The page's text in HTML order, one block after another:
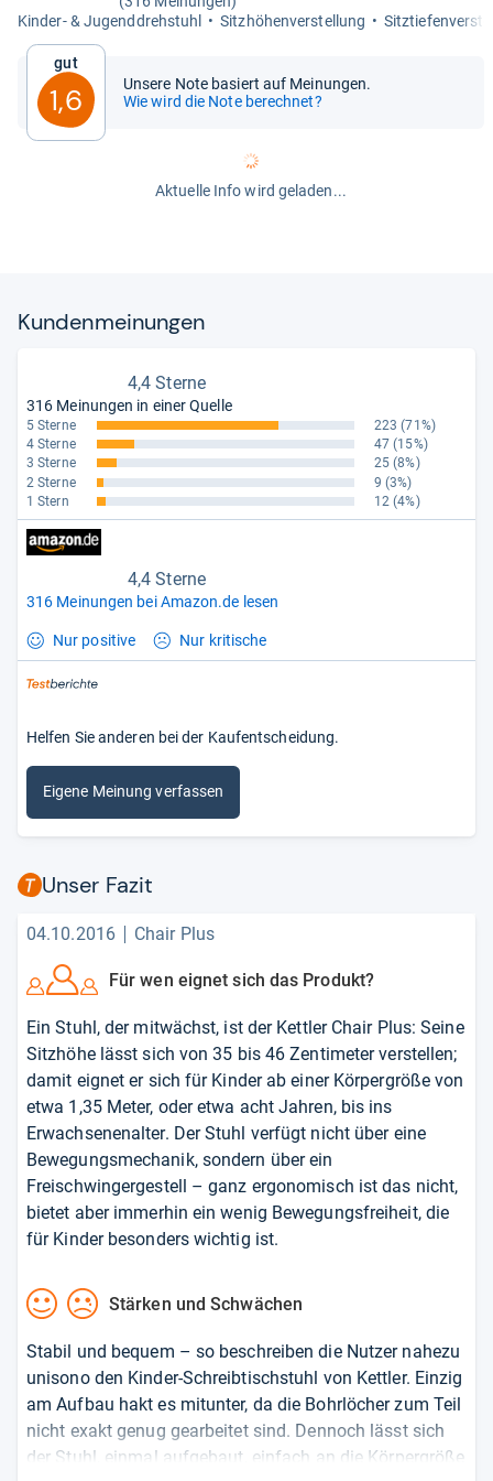
Kin­der-​ & Jugend­dreh­stuhl
Sitz­hö­hen­ver­stel­lung
Gut
1,6
Unsere Note basiert auf Meinungen.
Wie wird die Note berechnet?
Aktuelle Info wird geladen...
Kun­den­mei­nun­gen
4,4 Sterne
316 Meinungen in einer Quelle
5 Sterne 223 (71%)
4 Sterne
47 (15%)
3 Sterne
25 (8%)
2 Sterne
9 (3%)
1 Stern
12 (4%)
4,4 Sterne
316 Meinungen bei Amazon.de lesen
Nur positive Nur kritische
Helfen Sie anderen bei der Kaufentscheidung.
Eigene Meinung verfassen
Unser Fazit
04.10.2016 Chair Plus
Für wen eignet sich das Produkt?
Ein Stuhl, der mitwächst, ist der Kettler Chair Plus: Seine
Sitzhöhe lässt sich von 35 bis 46 Zentimeter verstellen;
damit eignet er sich für Kinder ab einer Körpergröße von
etwa 1,35 Meter, oder etwa acht Jahren, bis ins
Erwachsenenalter. Der Stuhl verfügt nicht über eine
Bewegungsmechanik, sondern über ein
Freischwingergestell – ganz ergonomisch ist das nicht,
bietet aber immerhin ein wenig Bewegungsfreiheit, die
für Kinder besonders wichtig ist.
Stärken und Schwächen
Stabil und bequem – so beschreiben die Nutzer nahezu
unisono den Kinder-Schreibtischstuhl von Kettler. Einzig
am Aufbau hakt es mitunter, da die Bohrlöcher zum Teil
nicht exakt genug gearbeitet sind. Dennoch lässt sich
der Stuhl, einmal aufgebaut, einfach an die Körpergröße